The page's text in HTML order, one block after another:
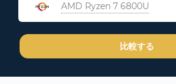
AMD Ryzen 7 6800U
比較する